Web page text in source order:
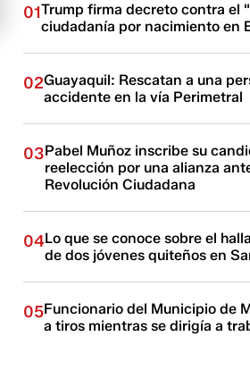
01Trump firma decreto contra el
ciudadanía por nacimiento en
02Guayaquil: Rescatan a una
accidente en la vía Perimetral
03Pabel Muñoz inscribe su
reelección por una alianza
Revolución Ciudadana
04Lo que se conoce sobre el
de dos jóvenes quiteños en
05Funcionario del Municipio de
a tiros mientras se dirigía a